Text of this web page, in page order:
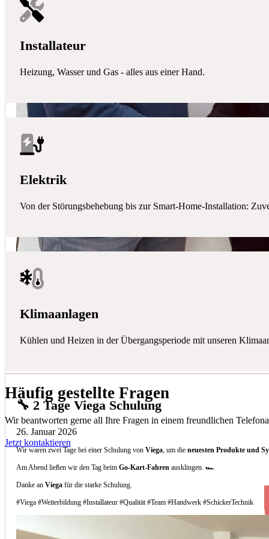
🔧 2 Tage Viega Schulung
26. Januar 2026
Wir waren zwei Tage bei einer Schulung vonViega, um dieneuesten Produkte und
Am Abend ließen wir den Tag beimGo-Kart-Fahren ausklingen. 🏎️
Danke anViega für die starke Schulung.
#Viega #Weiterbildung #Installateur #Qualität #Team #Handwerk #SchickerTechnik
Installateur
Heizung, Wasser und Gas - alles aus einer Hand.
Elektrik
Von der Störungsbehebung bis zur Smart-Home-Installation:
Klimaanlagen
Kühlen und Heizen in der Übergangsperiode mit unseren
Häufig gestellte Fragen
Wir beantworten gerne all Ihre Fragen in einem freundlichen
Jetzt kontaktieren
Welche Arten von Klimaanlagen installieren